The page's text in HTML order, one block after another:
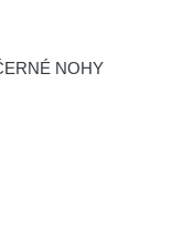
NOHY